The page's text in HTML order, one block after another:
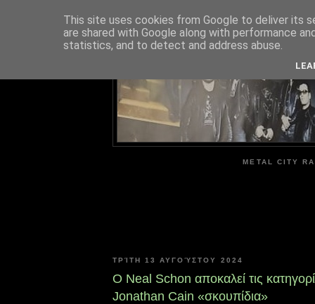
METAL CITY
ΤΡΊΤΗ 13 ΑΥΓΟΎΣΤΟΥ 2024
Ο Neal Schon αποκαλεί τις
Jonathan Cain «σκουπίδια»
This site uses cookies from Google to deliver its
are shared with Google along with performance
statistics, and to detect and address abuse.